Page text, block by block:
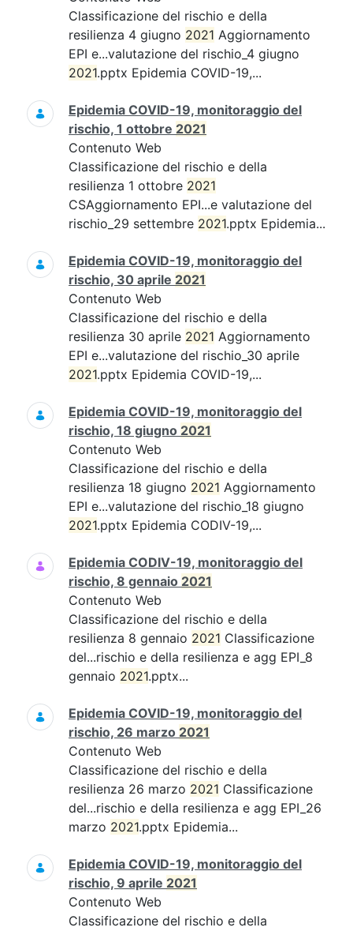
Classificazione del rischio e della
resilienza 4 giugno 2021 Aggiornamento
EPI e...valutazione del rischio_4 giugno
2021.pptx Epidemia COVID-19,...
Epidemia COVID-19, monitoraggio del
rischio, 1 ottobre 2021
Contenuto Web
Classificazione del rischio e della
resilienza 1 ottobre 2021
CSAggiornamento EPI...e valutazione del
rischio_29 settembre 2021.pptx Epidemia...
Epidemia COVID-19, monitoraggio del
rischio, 30 aprile 2021
Contenuto Web
Classificazione del rischio e della
resilienza 30 aprile 2021 Aggiornamento
EPI e...valutazione del rischio_30 aprile
2021.pptx Epidemia COVID-19,...
Epidemia COVID-19, monitoraggio del
rischio, 18 giugno 2021
Contenuto Web
Classificazione del rischio e della
resilienza 18 giugno 2021 Aggiornamento
EPI e...valutazione del rischio_18 giugno
2021.pptx Epidemia CODIV-19,...
Epidemia CODIV-19, monitoraggio del
rischio, 8 gennaio 2021
Contenuto Web
Classificazione del rischio e della
resilienza 8 gennaio 2021 Classificazione
del...rischio e della resilienza e agg EPI_8
gennaio 2021.pptx...
Epidemia COVID-19, monitoraggio del
rischio, 26 marzo 2021
Contenuto Web
Classificazione del rischio e della
resilienza 26 marzo 2021 Classificazione
del...rischio e della resilienza e agg EPI_26
marzo 2021.pptx Epidemia...
Epidemia COVID-19, monitoraggio del
rischio, 9 aprile 2021
Contenuto Web
Classificazione del rischio e della